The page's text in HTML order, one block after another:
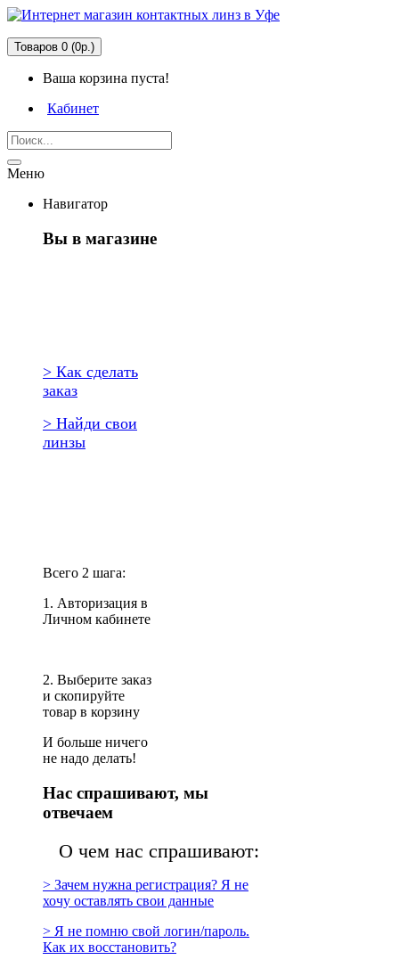
Товаров 0 (0р.)
Ваша корзина пуста!
Кабинет
Меню
Навигатор
Вы в магазине
> Как сделать
заказ
> Найди свои
линзы
Всего 2 шага:
1. Авторизация в
Личном кабинете
2. Выберите заказ
и скопируйте
товар в корзину
И больше ничего
не надо делать!
Нас спрашивают, мы
отвечаем
О чем нас спрашивают:
> Зачем нужна регистрация? Я не
хочу оставлять свои данные
> Я не помню свой логин/пароль.
Как их восстановить?